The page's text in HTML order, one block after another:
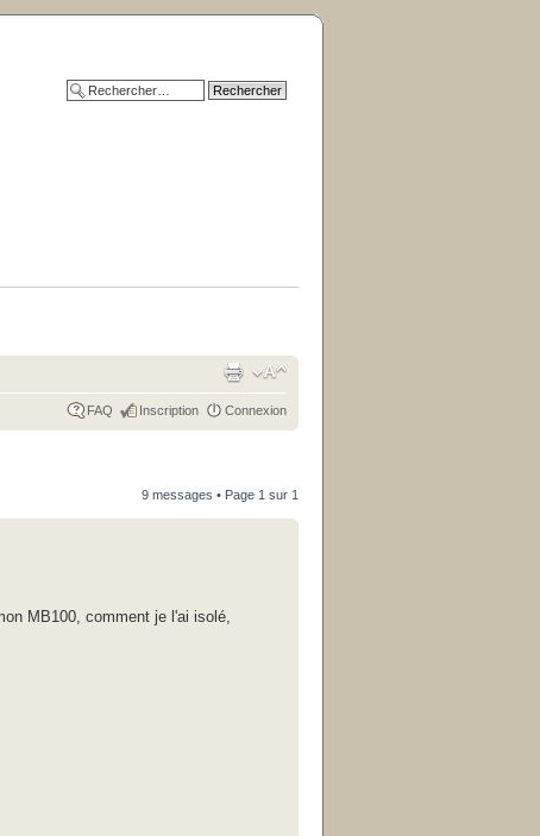
FAQ Inscription Connexion
9 messages • Page 1 sur 1
MB100, comment je l'ai isolé,